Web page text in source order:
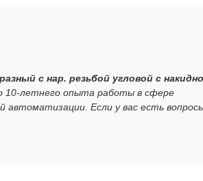
с нар. резьбой угловой с
10-летнего опыта работы в сфере
автоматизации. Если у вас есть